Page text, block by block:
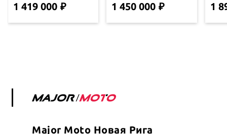
1 419 000 1 450 000 1
Major Moto Новая Рига